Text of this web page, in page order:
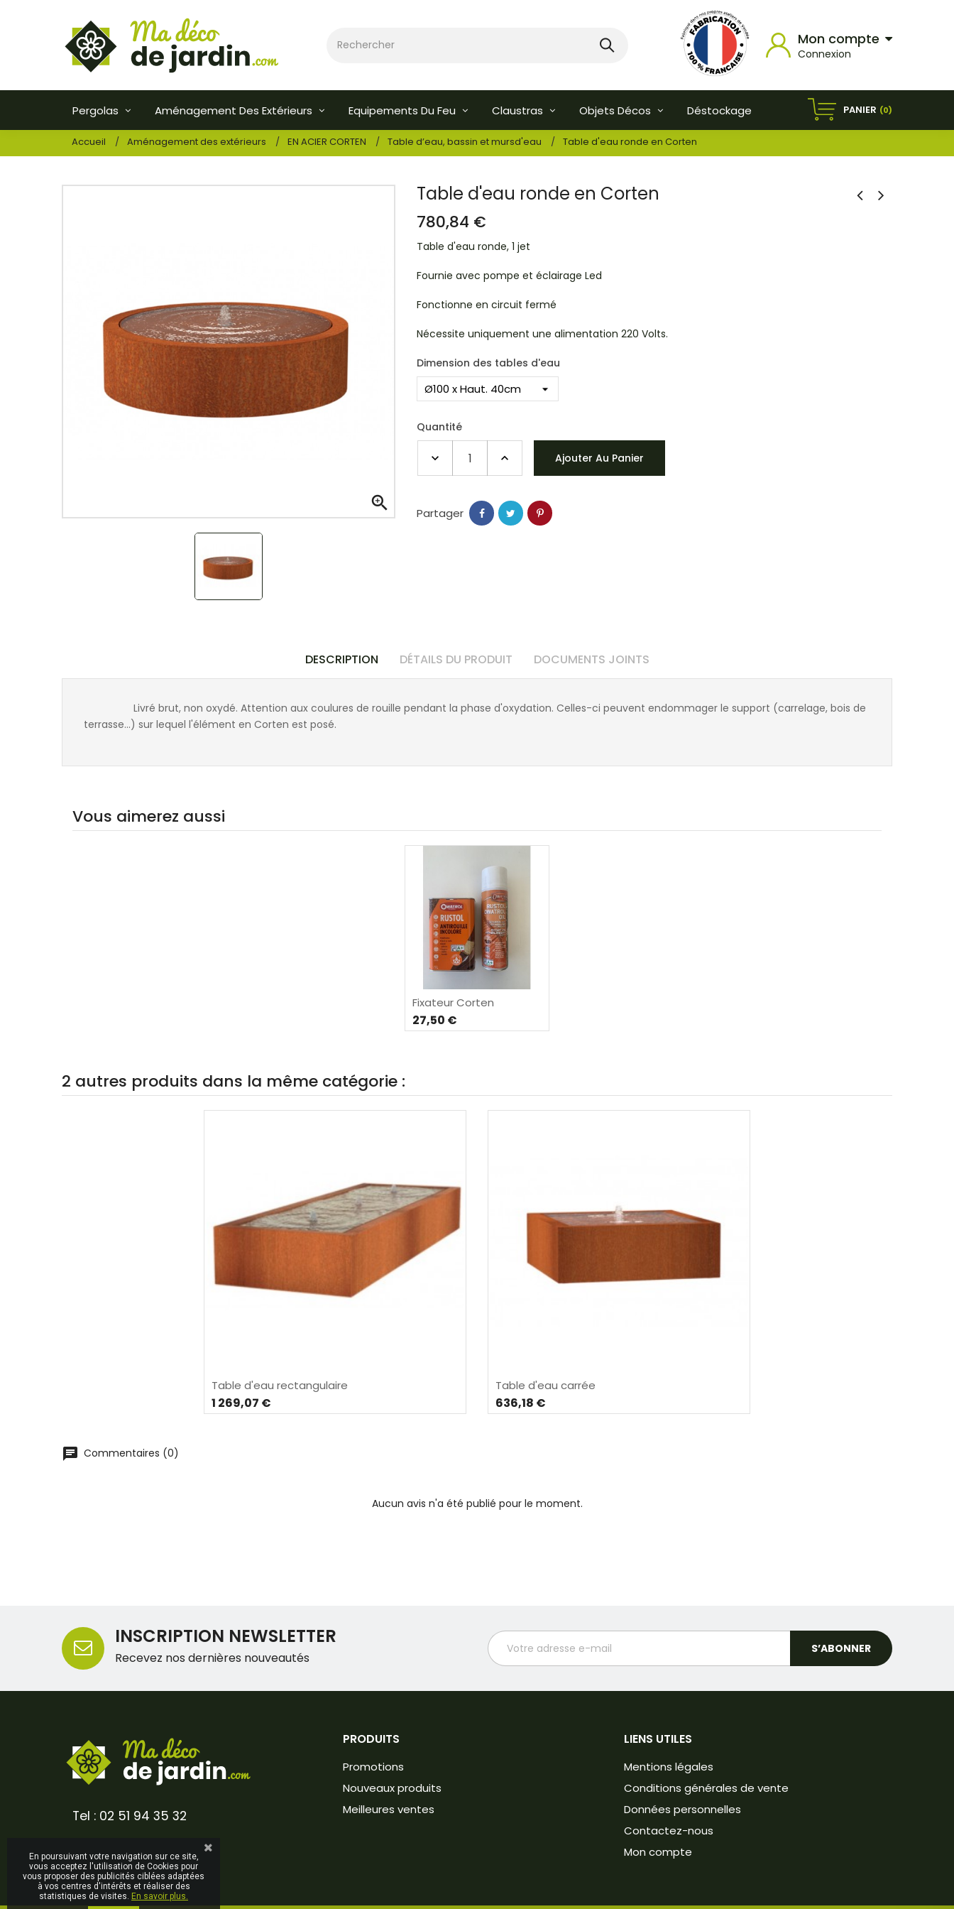
Mon compte
Connexion
Pergolas Aménagement Des Extérieurs Equipements Du Feu Claustras Objets Décos Déstockage PANIER (0)
Accueil Aménagement des extérieurs EN ACIER CORTEN Table d’eau, bassin et mursd'eau Table d'eau ronde en Corten

Table d'eau ronde en Corten
780,84 €
Table d'eau ronde, 1 jet
Fournie avec pompe et éclairage Led
Fonctionne en circuit fermé
Nécessite uniquement une alimentation 220 Volts.
Dimension des tables d'eau
Quantité
Ajouter Au Panier
Partager
DESCRIPTION DÉTAILS DU PRODUIT DOCUMENTS JOINTS
Livré brut, non oxydé. Attention aux coulures de rouille pendant la phase d'oxydation. Celles-ci peuvent endommager le support (carrelage, bois de
terrasse...) sur lequel l'élément en Corten est posé.
Vous aimerez aussi
Fixateur Corten
27,50 €
2 autres produits dans la même catégorie :
Table d'eau rectangulaire
1 269,07 €
Table d'eau carrée
636,18 €
Commentaires (0)
Aucun avis n'a été publié pour le moment.
INSCRIPTION NEWSLETTER
Recevez nos dernières nouveautés
Tel : 02 51 94 35 32
PRODUITS
Promotions
Nouveaux produits
Meilleures ventes
LIENS UTILES
Mentions légales
Conditions générales de vente
Données personnelles
Contactez-nous
Mon compte
En poursuivant votre navigation sur ce site,
vous acceptez l'utilisation de Cookies pour
vous proposer des publicités ciblées adaptées
à vos centres d'intérêts et réaliser des
statistiques de visites. En savoir plus.